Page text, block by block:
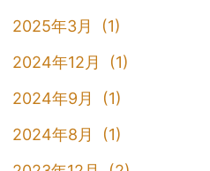
2025年3月 (1)
2024年12月 (1)
2024年9月 (1)
2024年8月 (1)